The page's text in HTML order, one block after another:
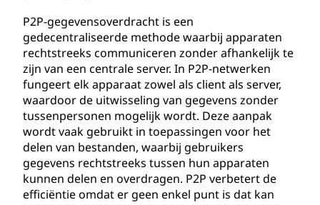
P2P-gegevensoverdracht is een
gedecentraliseerde methode waarbij apparaten
rechtstreeks communiceren zonder afhankelijk te
zijn van een centrale server. In P2P-netwerken
fungeert elk apparaat zowel als client als server,
waardoor de uitwisseling van gegevens zonder
tussenpersonen mogelijk wordt. Deze aanpak
wordt vaak gebruikt in toepassingen voor het
delen van bestanden, waarbij gebruikers
gegevens rechtstreeks tussen hun apparaten
kunnen delen en overdragen. P2P verbetert de
efficiëntie omdat er geen enkel punt is dat kan